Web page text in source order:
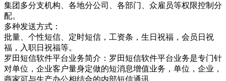
集团多分支机构、各地分公司、各部门、众雇员等权限控制分
配。
多种发送方式：
批量、个性短信、定时短信，工资条，生日祝福，会员日祝
福，入职日祝福等。
罗田短信软件平台业务简介：罗田短信软件平台业务是专门针
对单位，企业客户量身定做的短消息增值业务，单位，企业，
商家可与生产办公相结合的内部短信通讯，